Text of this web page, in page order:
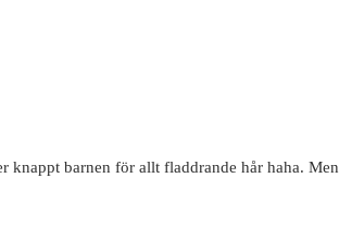
knappt barnen för allt fladdrande hår haha.